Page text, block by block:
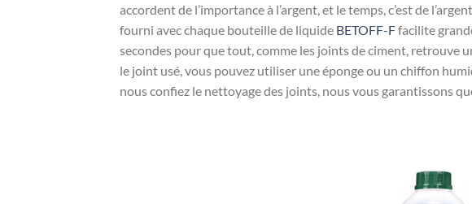
accordent de l’importance à l’argent, et le temps, c’est de
fourni avec chaque bouteille de liquide BETOFF-Ffacilite
secondes pour que tout, comme les joints de ciment, retrouve
le joint usé, vous pouvez utiliser une éponge ou un chiffon
nous confiez le nettoyage des joints, nous vous garantissons